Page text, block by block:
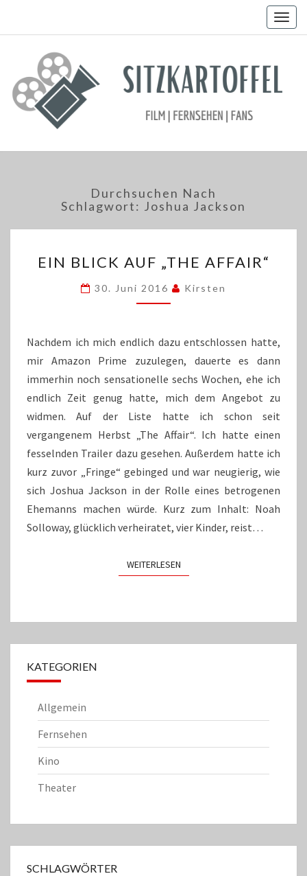
Durchsuchen Nach
Schlagwort: Joshua Jackson
BLICK
„THE
AFFAIR“
EIN BLICK AUF „THE AFFAIR“
30. Juni 2016 Kirsten
Nachdem ich mich endlich dazu entschlossen hatte,
mir Amazon Prime zuzulegen, dauerte es dann
immerhin noch sensationelle sechs Wochen, ehe ich
endlich Zeit genug hatte, mich dem Angebot zu
widmen. Auf der Liste hatte ich schon seit
vergangenem Herbst „The Affair“. Ich hatte einen
fesselnden Trailer dazu gesehen. Außerdem hatte ich
kurz zuvor „Fringe“ gebinged und war neugierig, wie
sich Joshua Jackson in der Rolle eines betrogenen
Ehemanns machen würde. Kurz zum Inhalt: Noah
Solloway, glücklich verheiratet, vier Kinder, reist…
WEITERLESENWEITERLESEN
KATEGORIEN
Allgemein
Fernsehen
Kino
Theater
SCHLAGWÖRTER